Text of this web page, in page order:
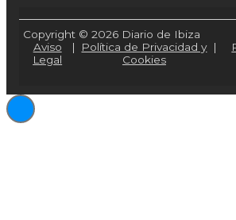
Copyright © 2026 Diario de Ibiza
Aviso
Legal
|
Política de Privacidad y
Cookies
|